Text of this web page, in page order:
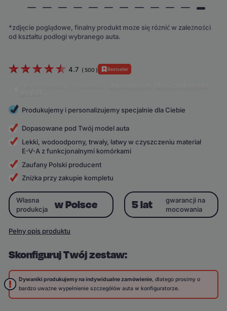
*zdjęcie poglądowe, finalny produkt może się różnić w zależności
od kształtu podłogi wybranego auta.
4.7 ( 500 ) Bestseller
Klienci doceniają produkt za: dopasowanie
wygląd
Produkujemy i personalizujemy specjalnie dla Ciebie
Dopasowane pod Twój model auta
Lekki, wodoodporny, trwały, łatwy w czyszczeniu materiał
E-V-A z funkcjonalnymi komórkami
Zaufany Polski producent
Zniżka przy zakupie kompletu
Skonfiguruj Twój zestaw:
Dywaniki produkujemy na indywidualne zamówienie, dlatego prosimy o
bardzo uważne wypełnienie szczegółów auta w konfiguratorze.
Własna
produkcja
w Polsce 5 lat
gwarancji na
mocowania
Pełny opis produktu